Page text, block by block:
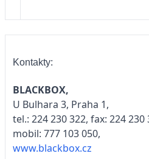
Kontakty:
BLACKBOX,
U Bulhara 3, Praha 1,
tel.: 224 230 322, fax: 224 230
mobil: 777 103 050,
www.blackbox.cz